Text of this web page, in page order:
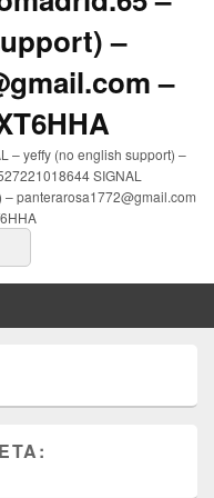
–
–
– yeffy (no english support) –
SIGNAL
panterarosa1772@gmail.com